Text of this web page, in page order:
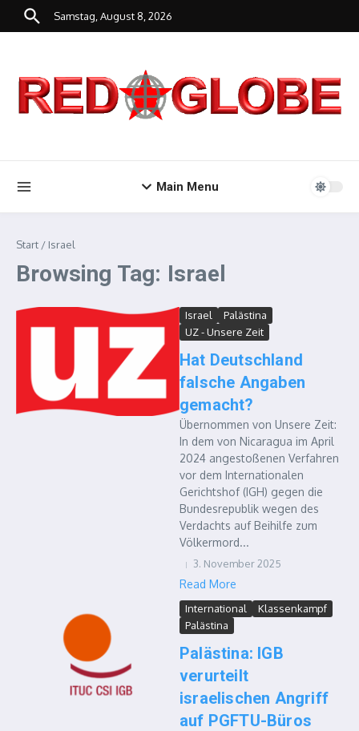
Zum Inhalt springen
Samstag, August 8, 2026
Main Menu
Start / Israel
Browsing Tag: Israel
Israel
Palästina
UZ - Unsere Zeit
Hat Deutschland
falsche Angaben
gemacht?
Übernommen von Unsere Zeit:
In dem von Nicaragua im April
2024 angestoßenen Verfahren
vor dem Internationalen
Gerichtshof (IGH) gegen die
Bundesrepublik wegen des
Verdachts auf Beihilfe zum
Völkermord...
3. November 2025
Read More
International
Klassenkampf
Palästina
Palästina: IGB
verurteilt
israelischen Angriff
auf PGFTU-Büros